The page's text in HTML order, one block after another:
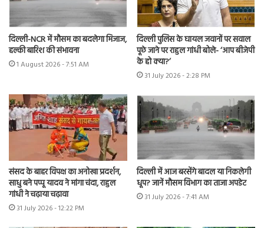
दिल्ली-NCR में मौसम का बदलेगा मिजाज,
हल्की बारिश की संभावना
1 August 2026 - 7:51 AM
दिल्ली पुलिस के घायल जवानों पर सवाल
पूछे जाने पर राहुल गांधी बोले- ‘आप बीजेपी
के हो क्या?’
31 July 2026 - 2:28 PM
संसद के बाहर विपक्ष का अनोखा प्रदर्शन,
साधु बने पप्पू यादव ने मांगा चंदा, राहुल
गांधी ने चढ़ाया चढ़ावा
31 July 2026 - 12:22 PM
दिल्ली में आज बरसेंगे बादल या निकलेगी
धूप? जानें मौसम विभाग का ताजा अपडेट
31 July 2026 - 7:41 AM